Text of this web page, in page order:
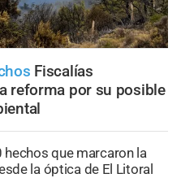
Fiscalías
reforma por su posible
hechos que marcaron la
la óptica de El Litoral